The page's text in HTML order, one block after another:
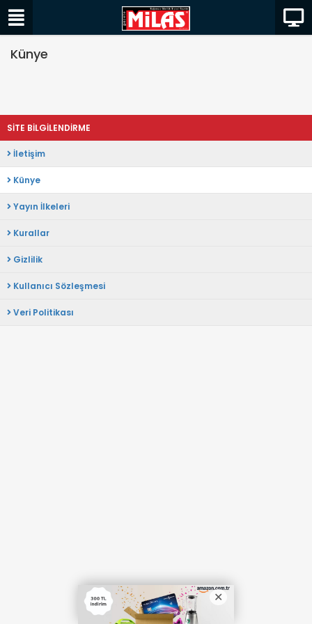
Künye
SİTE BİLGİLENDİRME
İletişim
Künye
Yayın İlkeleri
Kurallar
Gizlilik
Kullanıcı Sözleşmesi
Veri Politikası